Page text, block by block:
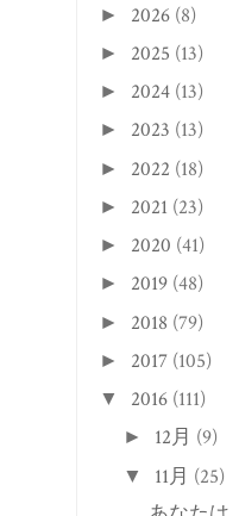
► 2026 (8)
► 2025 (13)
► 2024 (13)
► 2023 (13)
► 2022 (18)
► 2021 (23)
► 2020 (41)
► 2019 (48)
► 2018 (79)
► 2017 (105)
▼ 2016 (111)
► 12月 (9)
▼ 11月 (25)